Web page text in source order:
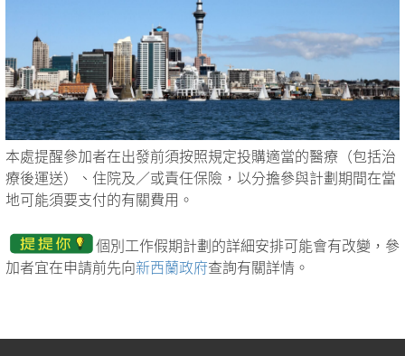
本處提醒參加者在出發前須按照規定投購適當的醫療（包括治
療後運送）、住院及／或責任保險，以分擔參與計劃期間在當
地可能須要支付的有關費用。
個別工作假期計劃的詳細安排可能會有改變，參
加者宜在申請前先向新西蘭政府查詢有關詳情。